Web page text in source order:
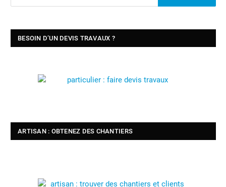
BESOIN D’UN DEVIS TRAVAUX ?
ARTISAN : OBTENEZ DES CHANTIERS